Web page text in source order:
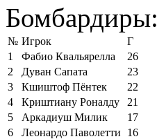
Бомбардиры:
№ Игрок
Г
1
Фабио Квальярелла
26
2
Дуван Сапата
23
3
Кшиштоф Пёнтек
22
4
Криштиану Роналду
21
5
Аркадиуш Милик
17
6
Леонардо Паволетти
16